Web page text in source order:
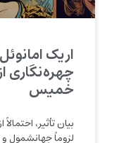
اریک
چهره‌نگاری
خمیس
بیان تأثیر،
لزوماً جهانشمول و